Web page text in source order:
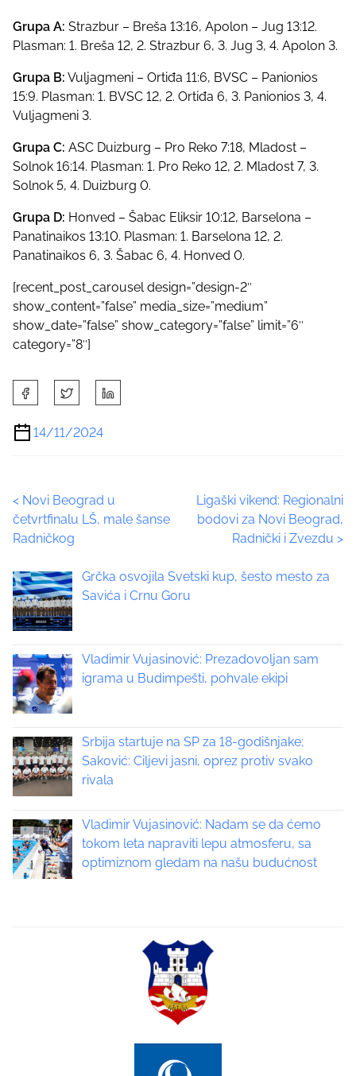
Grupa A: Strazbur – Breša 13:16, Apolon – Jug 13:12.
Plasman: 1. Breša 12, 2. Strazbur 6, 3. Jug 3, 4. Apolon 3.
Grupa B: Vuljagmeni – Ortiđa 11:6, BVSC – Panionios
15:9. Plasman: 1. BVSC 12, 2. Ortiđa 6, 3. Panionios 3, 4.
Vuljagmeni 3.
Grupa C: ASC Duizburg – Pro Reko 7:18, Mladost –
Solnok 16:14. Plasman: 1. Pro Reko 12, 2. Mladost 7, 3.
Solnok 5, 4. Duizburg 0.
Grupa D: Honved – Šabac Eliksir 10:12, Barselona –
Panatinaikos 13:10. Plasman: 1. Barselona 12, 2.
Panatinaikos 6, 3. Šabac 6, 4. Honved 0.
[recent_post_carousel design=”design-2″
show_content=”false” media_size=”medium”
show_date=”false” show_category=”false” limit=”6″
category=”8″]
h
a
r
h
i
s
o
s
t
o
n
:
14/11/2024
P
o
s
t
s
n
a
i
g
a
t
< Novi Beograd u
četvrtfinalu LŠ, male šanse
Radničkog
Ligaški vikend: Regionalni
bodovi za Novi Beograd,
Radnički i Zvezdu >
Grčka osvojila Svetski kup, šesto mesto za
Savića i Crnu Goru
Vladimir Vujasinović: Prezadovoljan sam
igrama u Budimpešti, pohvale ekipi
Srbija startuje na SP za 18-godišnjake;
Saković: Ciljevi jasni, oprez protiv svako
rivala
Vladimir Vujasinović: Nadam se da ćemo
tokom leta napraviti lepu atmosferu, sa
optimiznom gledam na našu budućnost